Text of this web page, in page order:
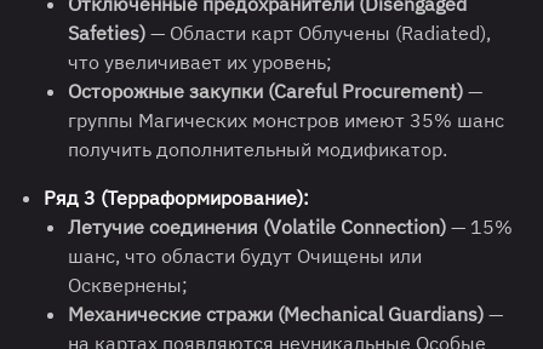
Safeties) — Области карт Облучены (Radiated),
что увеличивает их уровень;
Осторожные закупки (Careful Procurement) —
группы Магических монстров имеют 35% шанс
получить дополнительный модификатор.
Ряд 3 (Терраформирование):
Летучие соединения (Volatile Connection) — 15%
шанс, что области будут Очищены или
Осквернены;
Механические стражи (Mechanical Guardians) —
на картах появляются неуникальные Особые